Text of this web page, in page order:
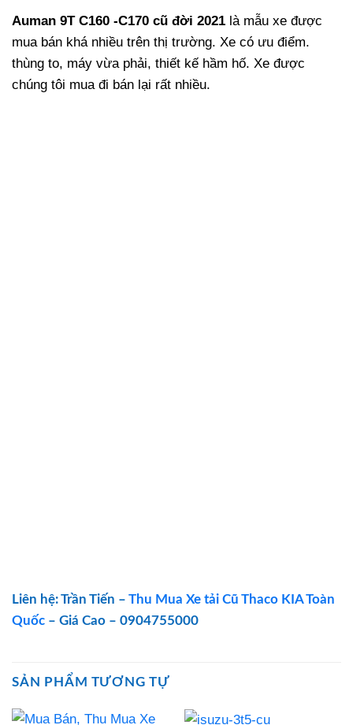
Auman 9T C160 -C170 cũ đời 2021 là mẫu xe được
mua bán khá nhiều trên thị trường. Xe có ưu điểm.
thùng to, máy vừa phải, thiết kế hầm hố. Xe được
chúng tôi mua đi bán lại rất nhiều.
Liên hệ: Trần Tiến – Thu Mua Xe tải Cũ Thaco KIA Toàn
Quốc – Giá Cao – 0904755000
SẢN PHẨM TƯƠNG TỰ